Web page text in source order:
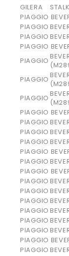
GILERA
PIAGGIO
PIAGGIO
PIAGGIO
PIAGGIO
PIAGGIO
PIAGGIO
PIAGGIO
PIAGGIO
PIAGGIO
PIAGGIO
PIAGGIO
PIAGGIO
PIAGGIO
PIAGGIO
PIAGGIO
PIAGGIO
PIAGGIO
PIAGGIO
PIAGGIO
PIAGGIO
PIAGGIO
PIAGGIO